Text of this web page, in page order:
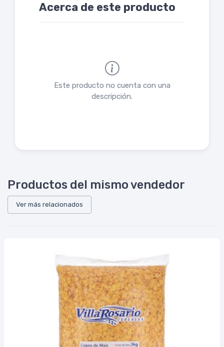
Acerca de este producto
Este producto no cuenta con una
descripción.
Productos del mismo vendedor
Ver más relacionados